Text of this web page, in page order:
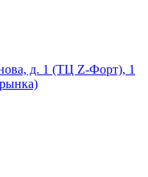
д. 1 (ТЦ Z-Форт), 1